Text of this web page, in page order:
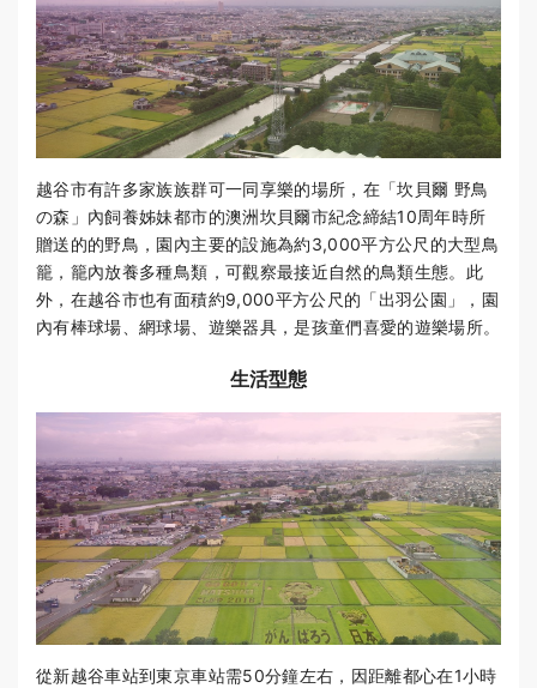
越谷市有許多家族族群可一同享樂的場所，在「坎貝爾 野鳥
の森」內飼養姊妹都市的澳洲坎貝爾市紀念締結10周年時所
贈送的的野鳥，園內主要的設施為約3,000平方公尺的大型鳥
籠，籠內放養多種鳥類，可觀察最接近自然的鳥類生態。此
外，在越谷市也有面積約9,000平方公尺的「出羽公園」，園
內有棒球場、網球場、遊樂器具，是孩童們喜愛的遊樂場所。
生活型態
從新越谷車站到東京車站需50分鐘左右，因距離都心在1小時